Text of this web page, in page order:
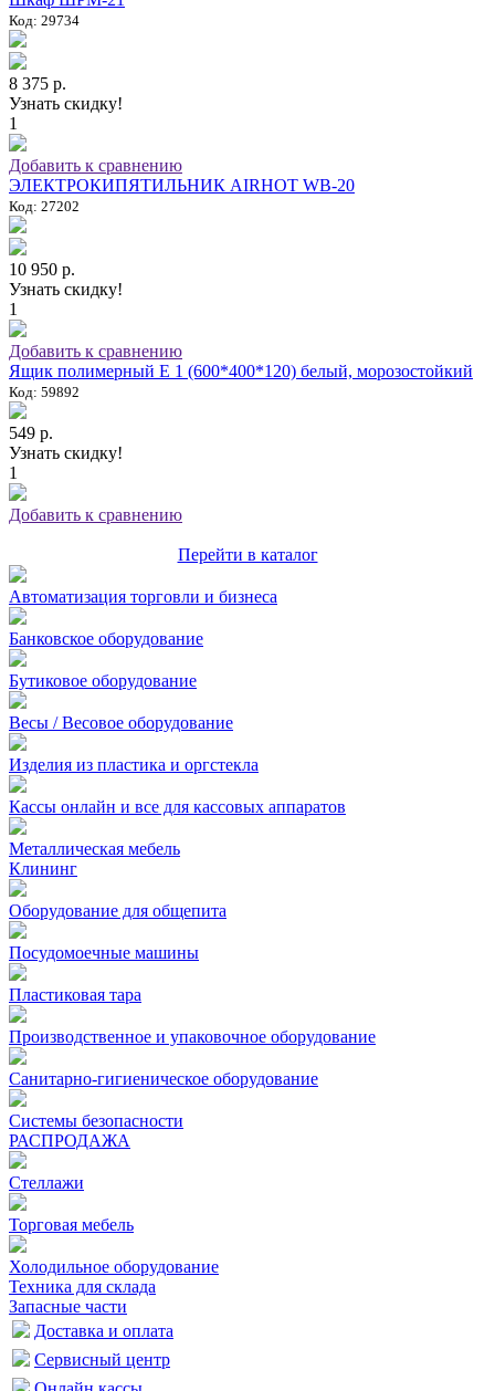
Код: 29734
8 375 р.
Узнать скидку!
1
Добавить к сравнению
ЭЛЕКТРОКИПЯТИЛЬНИК AIRHOT WB-20
Код: 27202
10 950 р.
Узнать скидку!
1
Добавить к сравнению
Ящик полимерный E 1 (600*400*120) белый, морозостойкий
Код: 59892
549 р.
Узнать скидку!
1
Добавить к сравнению
Перейти в каталог
Автоматизация торговли и бизнеса
Банковское оборудование
Бутиковое оборудование
Весы / Весовое оборудование
Изделия из пластика и оргстекла
Кассы онлайн и все для кассовых аппаратов
Металлическая мебель
Клининг
Оборудование для общепита
Посудомоечные машины
Пластиковая тара
Производственное и упаковочное оборудование
Санитарно-гигиеническое оборудование
Системы безопасности
РАСПРОДАЖА
Стеллажи
Торговая мебель
Холодильное оборудование
Техника для склада
Запасные части
Доставка и оплата
Сервисный центр